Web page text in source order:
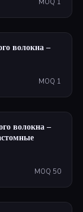
MOQ 1
волокна –
MOQ 1
волокна –
MOQ 50